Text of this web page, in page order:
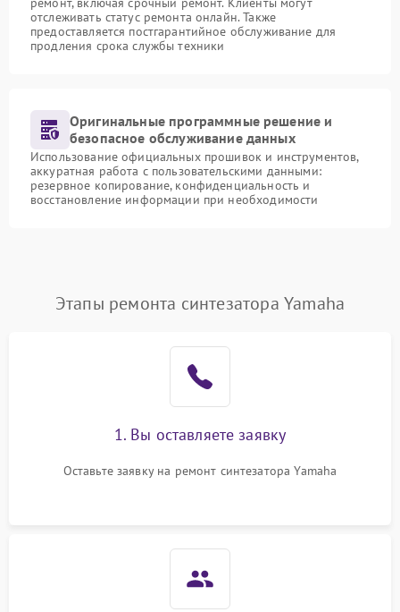
отслеживать статус ремонта онлайн. Также
предоставляется постгарантийное обслуживание для
продления срока службы техники
Оригинальные программные решение и
безопасное обслуживание данных
Использование официальных прошивок и инструментов,
аккуратная работа с пользовательскими данными:
резервное копирование, конфиденциальность и
восстановление информации при необходимости
Этапы ремонта синтезатора Yamaha
1. Вы оставляете заявку
Оставьте заявку на ремонт синтезатора Yamaha